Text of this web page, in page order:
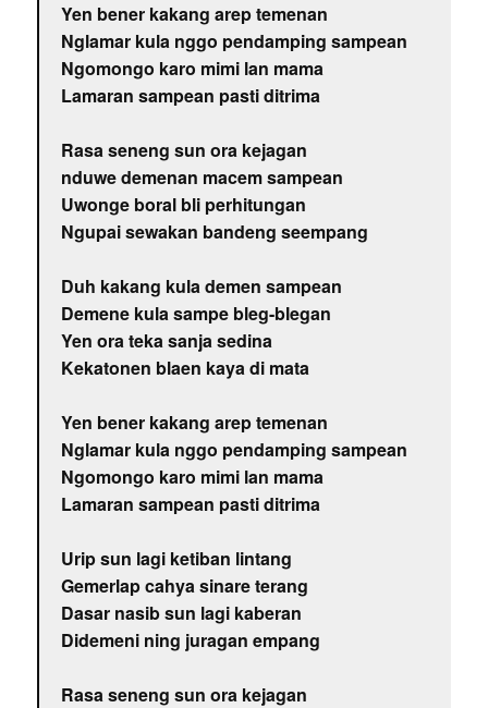
Yen bener kakang arep temenan
Nglamar kula nggo pendamping sampean
Ngomongo karo mimi lan mama
Lamaran sampean pasti ditrima
Rasa seneng sun ora kejagan
nduwe demenan macem sampean
Uwonge boral bli perhitungan
Ngupai sewakan bandeng seempang
Duh kakang kula demen sampean
Demene kula sampe bleg-blegan
Yen ora teka sanja sedina
Kekatonen blaen kaya di mata
Yen bener kakang arep temenan
Nglamar kula nggo pendamping sampean
Ngomongo karo mimi lan mama
Lamaran sampean pasti ditrima
Urip sun lagi ketiban lintang
Gemerlap cahya sinare terang
Dasar nasib sun lagi kaberan
Didemeni ning juragan empang
Rasa seneng sun ora kejagan